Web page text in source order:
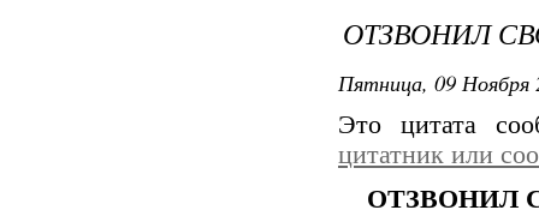
ОТЗВОНИЛ
Пятница, 09 Ноября
Это цитата
цитатник или
ОТЗВОНИЛ